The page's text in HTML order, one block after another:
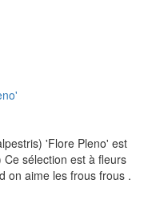
'Flore Pleno' est
sélection est à fleurs
on aime les frous frous .